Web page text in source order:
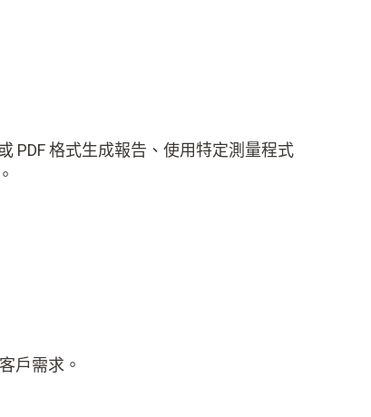
PDF 格式生成報告、使用特定測量程式
戶需求。